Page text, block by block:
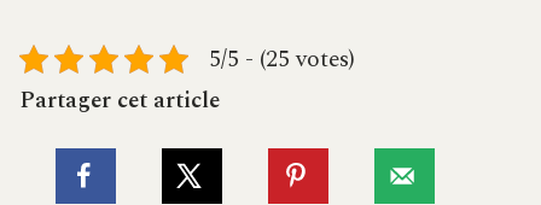
5/5 - (25 votes)
Partager cet article